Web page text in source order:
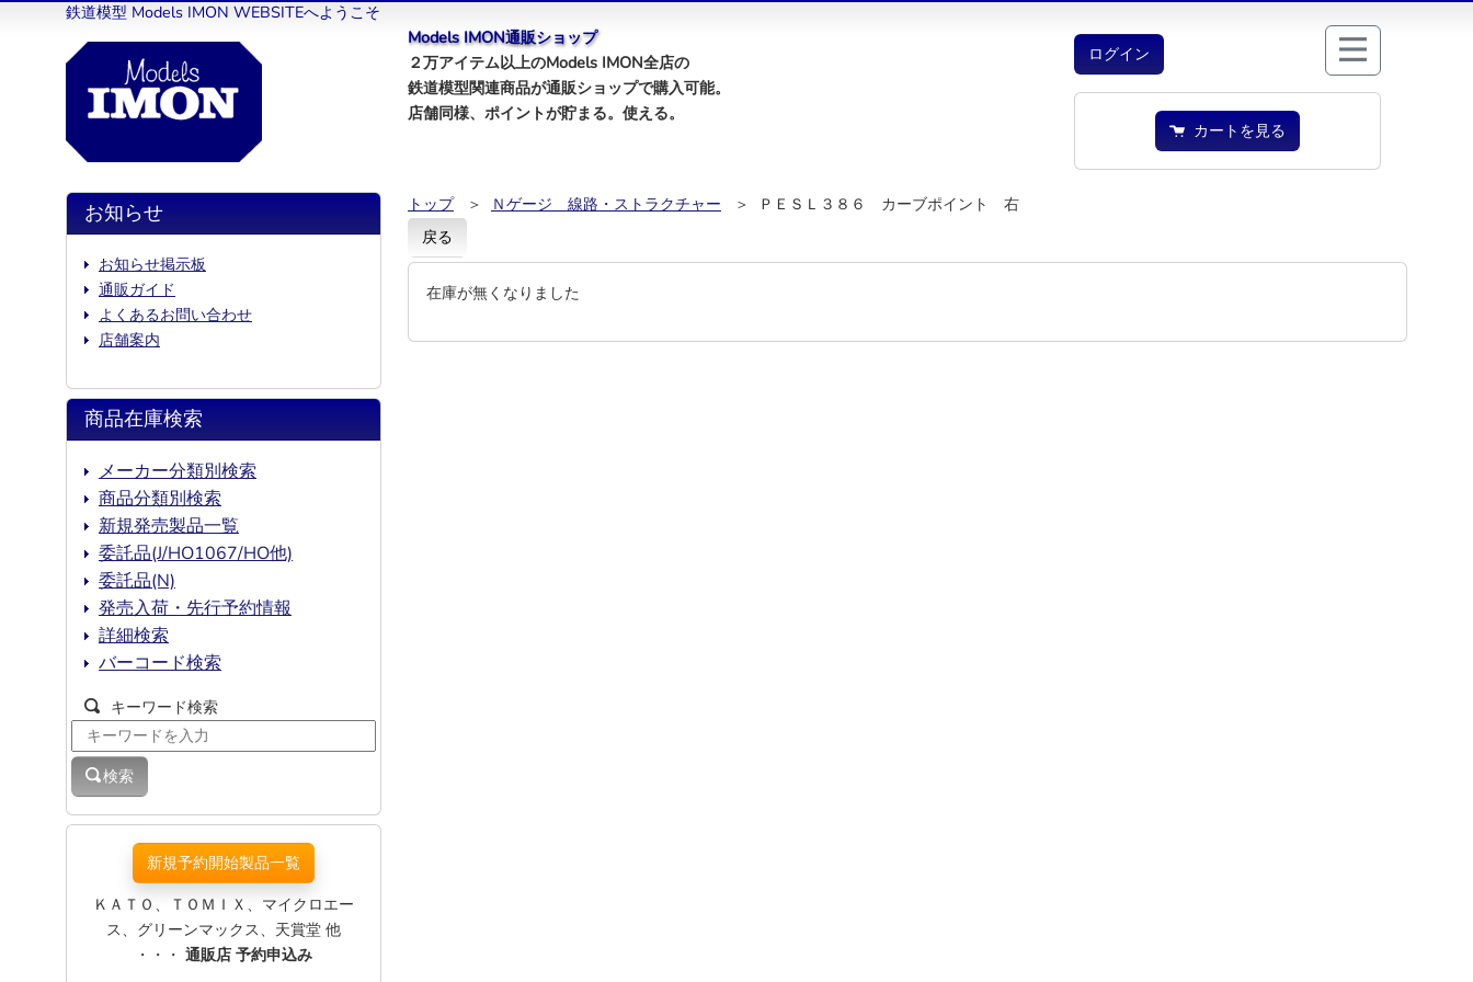
鉄道模型 Models IMON WEBSITEへようこそ
Models IMON通販ショップ
２万アイテム以上のModels IMON全店の
鉄道模型関連商品が通販ショップで購入可能。
店舗同様、ポイントが貯まる。使える。
ログイン
カートを見る
トップ ＞ Ｎゲージ 線路・ストラクチャー
＞ ＰＥＳＬ３８６ カーブポイント 右
戻る
在庫が無くなりました
お知らせ
お知らせ掲示板
通販ガイド
よくあるお問い合わせ
店舗案内
商品在庫検索
メーカー分類別検索
商品分類別検索
新規発売製品一覧
委託品(J/HO1067/HO他)
委託品(N)
発売入荷・先行予約情報
詳細検索
バーコード検索
キーワード検索
検索
新規予約開始製品一覧
ＫＡＴＯ、ＴＯＭＩＸ、マイクロエー
ス、グリーンマックス、天賞堂 他
・・・ 通販店 予約申込み